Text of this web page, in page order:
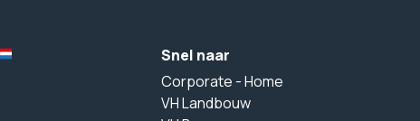
Snel naar
Corporate - Home
VH Landbouw